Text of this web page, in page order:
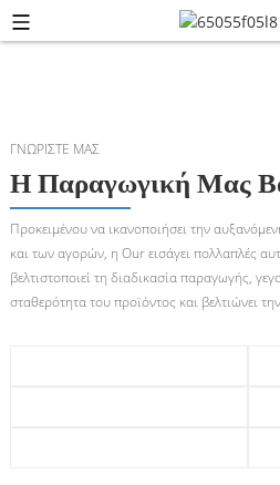
ΓΝΩΡΊΣΤΕ ΜΑΣ
Η Παραγωγική Μας
Προκειμένου να ικανοποιήσει την
και των αγορών, η Our εισάγει πολλαπλές
βελτιστοποιεί τη διαδικασία παραγωγής,
σταθερότητα του προϊόντος και βελτιώνει